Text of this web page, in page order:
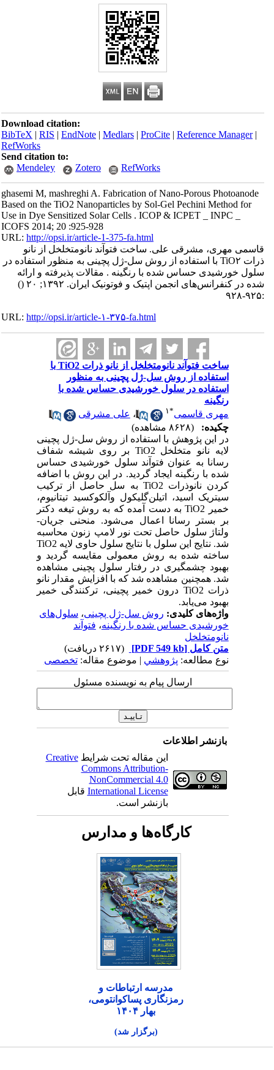
Download citation:
BibTeX|RIS|EndNote|Medlars|ProCite|Reference Manager
RefWorks
Send citation to:
Mendeley
Zotero RefWorks
ghasemi M, mashreghi A. Fabrication of Nano-Porous Photoanode
Based on the TiO2 Nanoparticles by Sol-Gel Pechini Method for
Use in Dye Sensitized Solar Cells . ICOP & ICPET _ INPC _
ICOFS 2014; 20 :925-928
URL:http://opsi.ir/article-1-375-fa.html
قاسمی مهری، مشرقی علی. ساخت فتوآند نانومتخلخل از نانو
ذرات TiO۲ با استفاده از روش سل-ژل پچینی به منظور استفاده در
سلول خورشیدی حساس شده با رنگینه . مقالات پذیرفته و ارائه
شده در کنفرانس‌های انجمن اپتیک و فوتونیک ایران. ۱۳۹۲; ۲۰
()
URL:http://opsi.ir/article-۱-۳۷۵-fa.html
ساخت فتوآند نانومتخلخل از نانو ذرات TiO2 با
استفاده از روش سل-ژل پچینی به منظور
استفاده در سلول خورشیدی حساس شده با
رنگینه
مهری قاسمی
۱ ،علی مشرقی
چکیده:
در این پژوهش با استفاده از روش سل-ژل پچینی
لایه نانو متخلخل TiO2 بر روی شیشه شفاف
رسانا به عنوان فتوآند سلول خورشیدی حساس
شده با رنگینه ایجاد گردید. در این روش با اضافه
کردن نانوذرات TiO2 به سل حاصل از ترکیب
سیتریک اسید، اتیلن‌گلیکول وآلکوکسید تیتانیوم،
خمیر TiO2 به دست آمده که به روش تیغه دکتر
بر بستر رسانا اعمال می‌شود. منحنی جریان-
ولتاژ سلول حاصل تحت نور لامپ زنون محاسبه
شد. نتایج این سلول با نتایج سلول حاوی لایه TiO2
ساخته شده به روش معمولی مقایسه گردید و
بهبود چشمگیری در رفتار سلول پچینی مشاهده
شد. همچنین مشاهده شد که با افزایش مقدار نانو
ذرات TiO2 درون خمیر پچینی، ترکنندگی خمیر
بهبود می‌یابد.
واژه‌های کلیدی:روش سل-ژل پچینی،سلول‌های
خورشیدی حساس شده با رنگینه،فتوآند
نانومتخلخل
متن کامل[PDF 549 kb]
نوع مطالعه:پژوهشي| موضوع مقاله:تخصصی
ارسال پیام به نویسنده مسئول
بازنشر اطلاعات
این مقاله تحت شرایطCreative
Commons Attribution-
NonCommercial 4.0
International Licenseقابل
بازنشر است.
کارگاه‌ها و مدارس
مدرسه ارتباطات و
رمزنگاری پساکوانتومی،
بهار ۱۴۰۴
(برگزار شد)